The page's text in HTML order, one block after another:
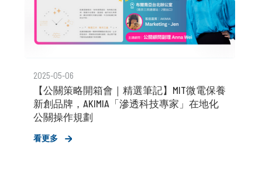
2025-05-06
【公關策略開箱會｜精選筆記】MIT微電保養
新創品牌，AKIMIA「滲透科技專家」在地化
公關操作規劃
看更多